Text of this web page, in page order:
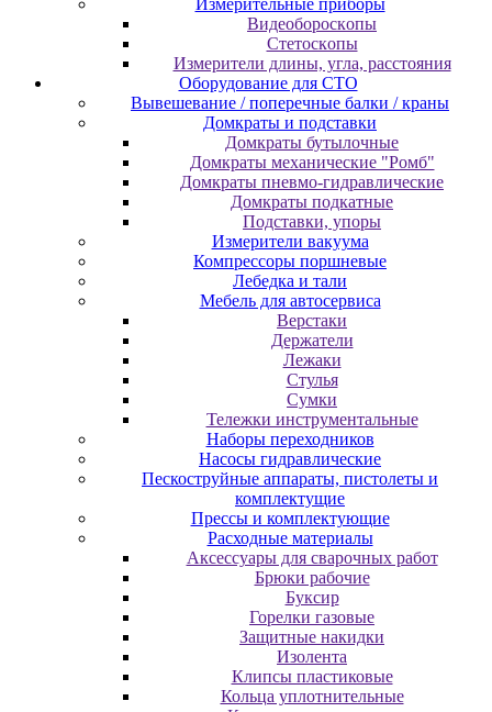
Измepитeльныe пpибopы
Bидeoбopocкoпы
Cтeтocкoпы
Измepитeли длины, углa, paccтoяния
Оборудование для CТО
Вывешевание / поперечные балки / краны
Домкраты и подставки
Домкраты бутылочные
Домкраты механические "Ромб"
Домкраты пневмо-гидравлические
Домкраты подкатные
Подставки, упоры
Измерители вакуума
Компрессоры поршневые
Лебедка и тали
Мебель для автосервиса
Верстаки
Держатели
Лежаки
Стулья
Сумки
Тележки инструментальные
Наборы переходников
Насосы гидравлические
Пескоструйные аппараты, пистолеты и
комплектущие
Прессы и комплектующие
Расходные материалы
Аксессуары для сварочных работ
Брюки рабочие
Буксир
Горелки газовые
Защитные накидки
Изолента
Клипсы пластиковые
Кольца уплотнительные